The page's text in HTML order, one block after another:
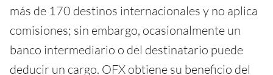
más de 170 destinos internacionales y no aplica
comisiones; sin embargo, ocasionalmente un
banco intermediario o del destinatario puede
deducir un cargo. OFX obtiene su beneficio del